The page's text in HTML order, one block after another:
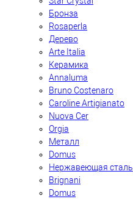
Бронза
Rosaperla
Дерево
Arte Italia
Керамика
Annaluma
Bruno Costenaro
Caroline Artigianato
Nuova Cer
Orgia
Металл
Domus
Нержавеющая сталь
Brignani
Domus